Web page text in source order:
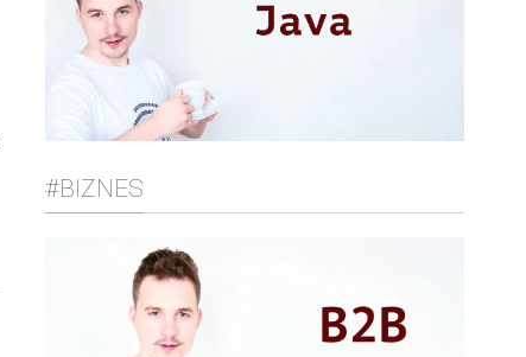
#BIZNES